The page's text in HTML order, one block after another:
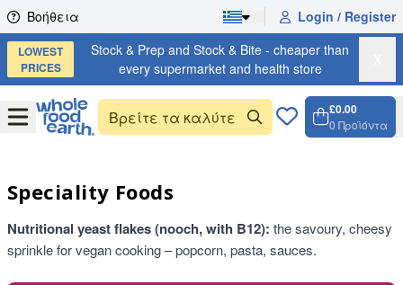
Skip to content
Βοήθεια Login / Register
LOWEST
PRICES
Stock & Prep and Stock & Bite - cheaper than
every supermarket and health store
OpenMenu
£0.00
0 Προϊόντα
Speciality Foods
Nutritional yeast flakes (nooch, with B12): the savoury, cheesy
sprinkle for vegan cooking – popcorn, pasta, sauces.